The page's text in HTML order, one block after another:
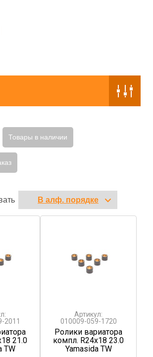
Товары в наличии
2011
21.0
TW
Артикул:
010009-059-1720
Ролики вариатора
компл. R24x18 23.0
Yamasida TW